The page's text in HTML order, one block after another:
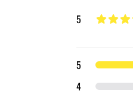
5
Szczegóły opinii
5 gwiazdek
4gwiazdki